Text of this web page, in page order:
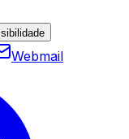
Webmail